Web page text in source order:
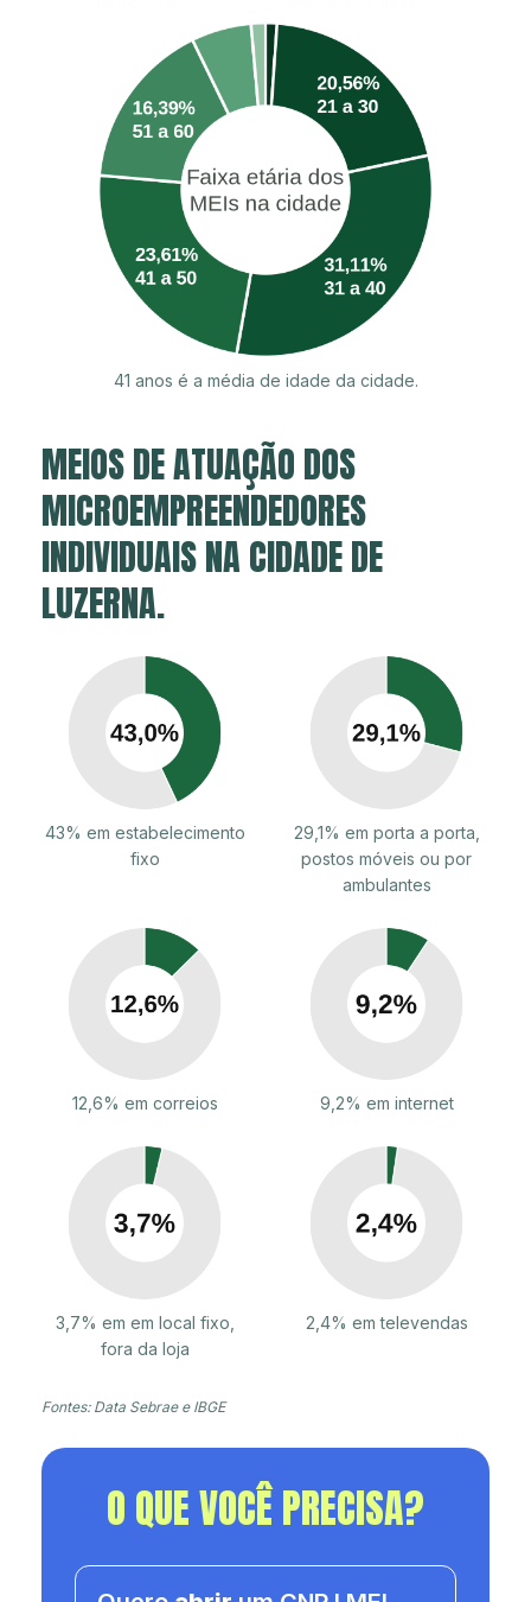
41 anos é a média de idade da cidade.
MEIOS DE ATUAÇÃO DOS
MICROEMPREENDEDORES
INDIVIDUAIS NA CIDADE DE
LUZERNA.
43% em estabelecimento
fixo
29,1% em porta a porta,
postos móveis ou por
ambulantes
12,6% em correios 9,2% em internet
3,7% em em local fixo,
fora da loja
2,4% em televendas
Fontes: Data Sebrae e IBGE
O QUE VOCÊ PRECISA?